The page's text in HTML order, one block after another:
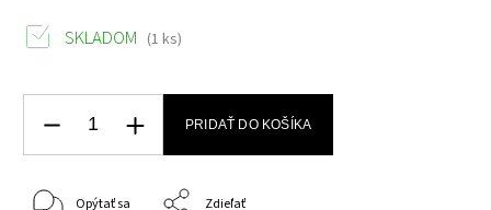
SKLADOM (1 ks)
PRIDAŤ DO KOŠÍKA
Opýtať sa Zdieľať